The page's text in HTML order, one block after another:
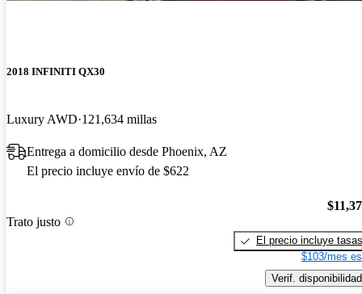
2018 INFINITI QX30
Luxury AWD 121,634 millas
Entrega a domicilio desde Phoenix, AZ
El precio incluye envío de $622
Trato justo
El precio incluye tasas
$103/mes
Verif. disponibilidad